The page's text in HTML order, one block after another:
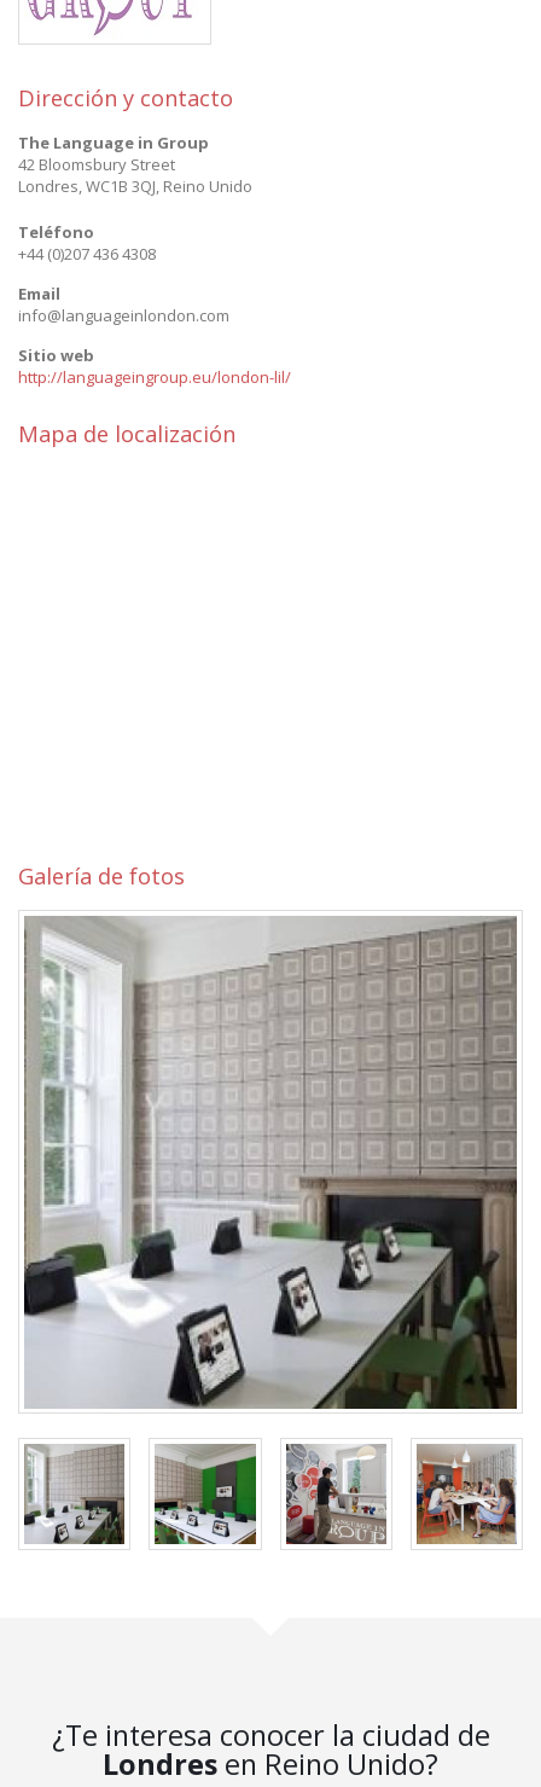
Dirección y contacto
The Language in Group
42 Bloomsbury Street
Londres,WC1B 3QJ, Reino Unido
Teléfono
+44 (0)207 436 4308
Email
info@languageinlondon.com
Sitio web
http://languageingroup.eu/london-lil/
Mapa de localización
Galería de fotos
¿Te interesa conocer la ciudad de
Londres en Reino Unido?